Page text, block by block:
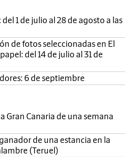
1 de julio al 28 de agosto a las
de fotos seleccionadas en El
del 14 de julio al 31 de
6 de septiembre
a Gran Canaria de una semana
de una estancia en la
(Teruel)